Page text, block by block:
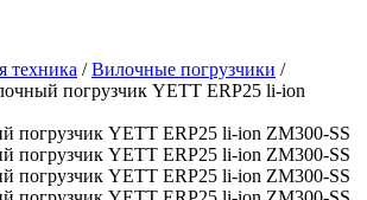
техника /Вилочные погрузчики /
погрузчик YETT ERP25 li-ion